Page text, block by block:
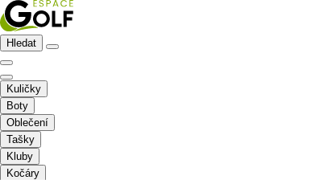
Hledat
Kuličky
Boty
Oblečení
Tašky
Kluby
Kočáry